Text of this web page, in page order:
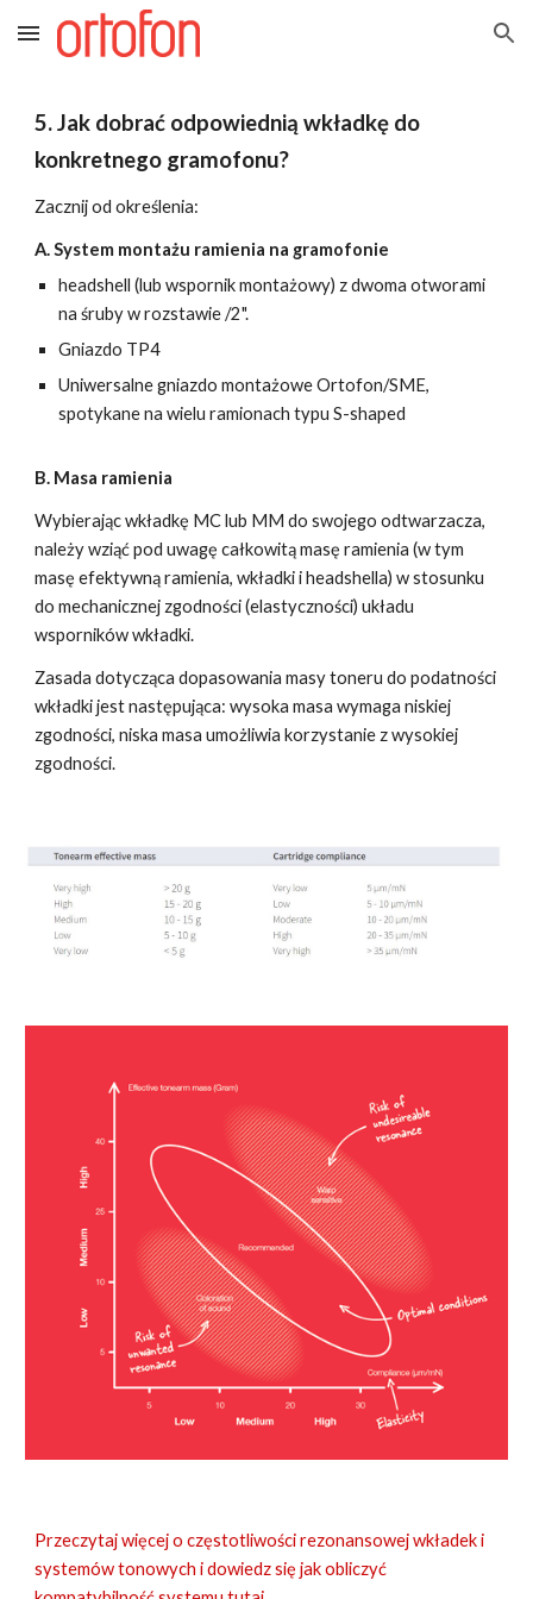
Skip to main content Skip to navigation
5. Jak dobrać odpowiednią wkładkę do
konkretnego gramofonu?
Zacznij od określenia:
A. System montażu ramienia na gramofonie
headshell (lub wspornik montażowy) z dwoma otworami
na śruby w rozstawie /2".
Gniazdo TP4
Uniwersalne gniazdo montażowe Ortofon/SME,
spotykane na wielu ramionach typu S-shaped
B. Masa ramienia
Wybierając wkładkę MC lub MM do swojego odtwarzacza,
należy wziąć pod uwagę całkowitą masę ramienia (w tym
masę efektywną ramienia, wkładki i headshella) w stosunku
do mechanicznej zgodności (elastyczności) układu
wsporników wkładki.
Zasada dotycząca dopasowania masy toneru do podatności
wkładki jest następująca: wysoka masa wymaga niskiej
zgodności, niska masa umożliwia korzystanie z wysokiej
zgodności.
Przeczytaj więcej o częstotliwości rezonansowej wkładek i
systemów tonowych i dowiedz się jak obliczyć